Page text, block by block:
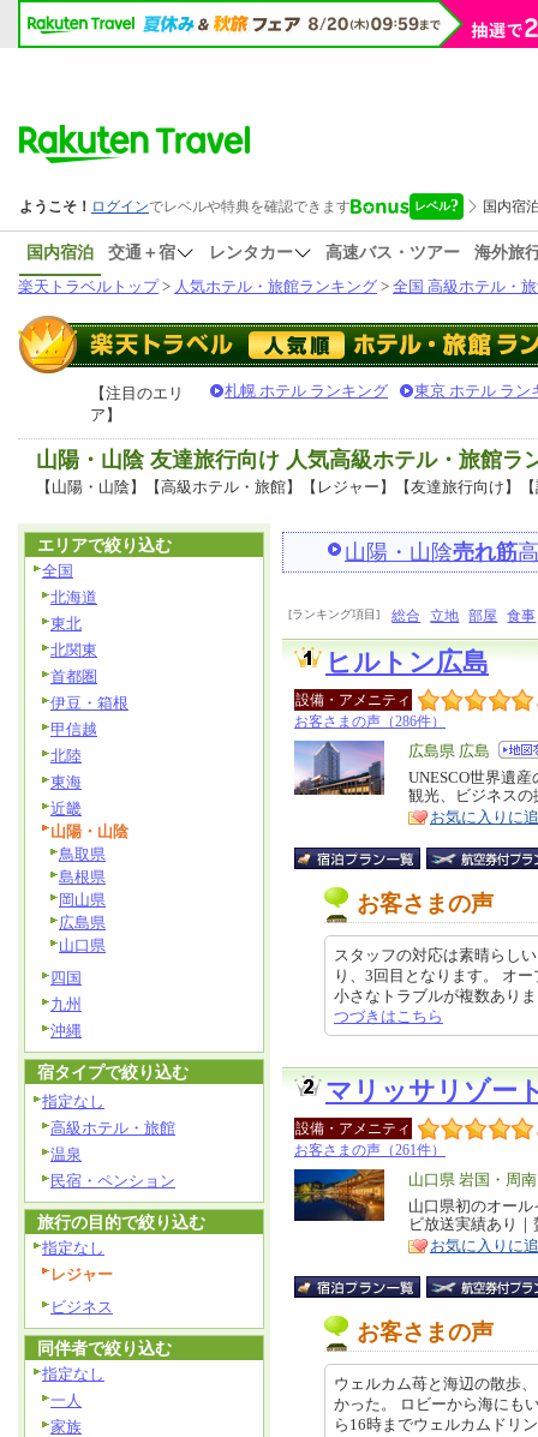
国内宿泊 交通＋宿 レンタカー 高速バス・ツアー
海外旅
楽天トラベルトップ> 人気ホテル・旅館ランキング > 全国 高級ホテル・
【注目のエリ
ア】
札幌 ホテル ランキング 東京 ホテル ラン
山陽・山陰 友達旅行向け 人気高級ホテル・旅館
【山陽・山陰】【高級ホテル・旅館】【レジャー】【友達旅行向け】
山陽・山陰売れ筋
[ランキング項目] 総合 立地 部屋 食事
ヒルトン広島
設備・アメニティ
お客さまの声（286件）
エ
リ
ア
広島県 広島
特
徴
UNESCO世界遺
観光、ビジネスの
お気に入りに
お客さまの声
スタッフの対応は素晴らし
り、3回目となります。 オ
小さなトラブルが複数あり
つづきはこちら
マリッサリゾー
設備・アメニティ
お客さまの声（261件）
エ
リ
ア
山口県 岩国・周
特
徴
山口県初のオー
ビ放送実績あり
お気に入りに
お客さまの声
ウェルカム苺と海辺の散歩
かった。 ロビーから海にも
ら16時までウェルカムド
エリアで絞り込む
全国
北海道
東北
北関東
首都圏
伊豆・箱根
甲信越
北陸
東海
近畿
山陽・山陰
鳥取県
島根県
岡山県
広島県
山口県
四国
九州
沖縄
宿タイプで絞り込む
指定なし
高級ホテル・旅館
温泉
民宿・ペンション
旅行の目的で絞り込む
指定なし
レジャー
ビジネス
同伴者で絞り込む
指定なし
一人
家族